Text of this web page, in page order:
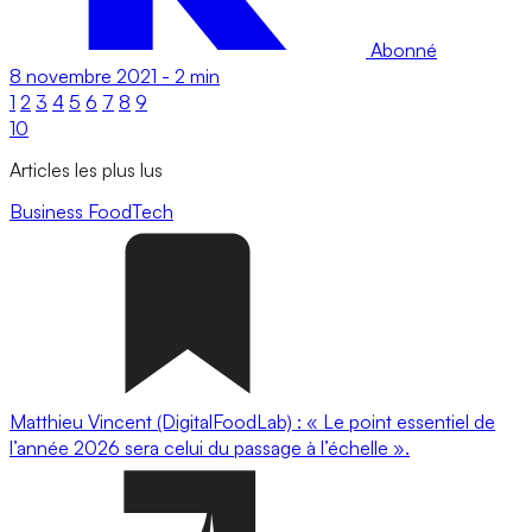
Abonné
8 novembre 2021 - 2 min
1 2 3 4 5 6 7 8 9
10
Articles les plus lus
Business FoodTech
Matthieu Vincent (DigitalFoodLab) : « Le point essentiel de
l’année 2026 sera celui du passage à l’échelle ».